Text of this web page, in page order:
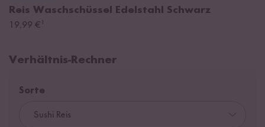
Reis Waschschüssel Edelstahl Schwarz
19,99 € ¹
Verhältnis-Rechner
Sorte